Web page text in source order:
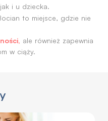
i u dziecka.
to miejsce, gdzie nie
ale również zapewnia
w ciąży.